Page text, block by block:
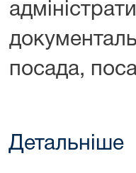
посада,
Детальніше